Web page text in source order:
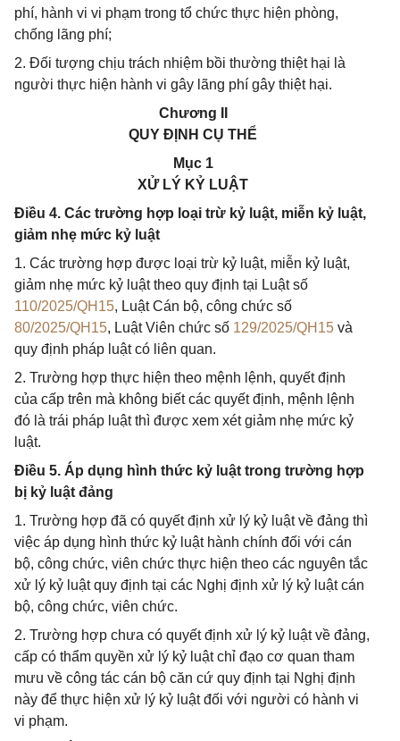
phí, hành vi vi phạm trong tổ chức thực hiện phòng,
chống lãng phí;
2. Đối tượng chịu trách nhiệm bồi thường thiệt hại là
người thực hiện hành vi gây lãng phí gây thiệt hại.
Chương II
QUY ĐỊNH CỤ THỂ
Mục 1
XỬ LÝ KỶ LUẬT
Điều 4. Các trường hợp loại trừ kỷ luật, miễn kỷ luật,
giảm nhẹ mức kỷ luật
1. Các trường hợp được loại trừ kỷ luật, miễn kỷ luật,
giảm nhẹ mức kỷ luật theo quy định tại Luật số
110/2025/QH15, Luật Cán bộ, công chức số
80/2025/QH15, Luật Viên chức số 129/2025/QH15 và
quy định pháp luật có liên quan.
2. Trường hợp thực hiện theo mệnh lệnh, quyết định
của cấp trên mà không biết các quyết định, mệnh lệnh
đó là trái pháp luật thì được xem xét giảm nhẹ mức kỷ
luật.
Điều 5. Áp dụng hình thức kỷ luật trong trường hợp
bị kỷ luật đảng
1. Trường hợp đã có quyết định xử lý kỷ luật về đảng thì
việc áp dụng hình thức kỷ luật hành chính đối với cán
bộ, công chức, viên chức thực hiện theo các nguyên tắc
xử lý kỷ luật quy định tại các Nghị định xử lý kỷ luật cán
bộ, công chức, viên chức.
2. Trường hợp chưa có quyết định xử lý kỷ luật về đảng,
cấp có thẩm quyền xử lý kỷ luật chỉ đạo cơ quan tham
mưu về công tác cán bộ căn cứ quy định tại Nghị định
này để thực hiện xử lý kỷ luật đối với người có hành vi
vi phạm.